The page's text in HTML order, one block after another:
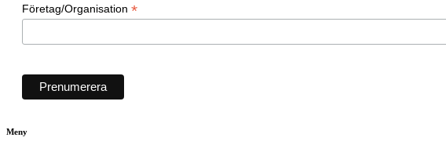
Företag/Organisation *
Meny